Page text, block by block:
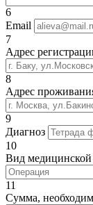
6
Email
7
Адрес
8
Адрес
9
Диагноз
10
Вид
11
Сумма,